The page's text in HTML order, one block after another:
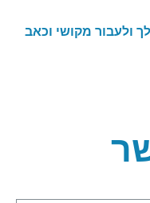
ולעבור מקושי וכאב